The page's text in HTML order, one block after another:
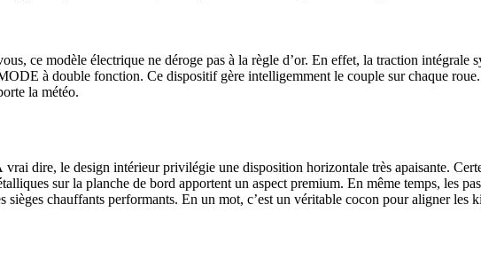
ce modèle électrique ne déroge pas à la règle d’or. En effet, la traction intégrale
à double fonction. Ce dispositif gère intelligemment le couple sur chaque
la météo.
dire, le design intérieur privilégie une disposition horizontale très apaisante.
sur la planche de bord apportent un aspect premium. En même temps, les
chauffants performants. En un mot, c’est un véritable cocon pour aligner les